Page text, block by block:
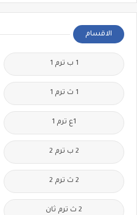
الاقسام
1 ب ترم 1
1 ث ترم 1
1ع ترم 1
2 ب ترم 2
2 ث ترم 2
2 ث ترم ثان